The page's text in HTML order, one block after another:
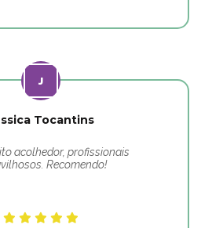
Tocantins
acolhedor, profissionais
Recomendo!